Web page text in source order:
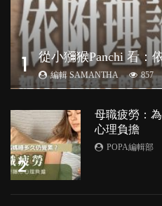
1 編輯 SAMANTHA 857
2
母職疲勞：
心理負擔
POPA編輯部